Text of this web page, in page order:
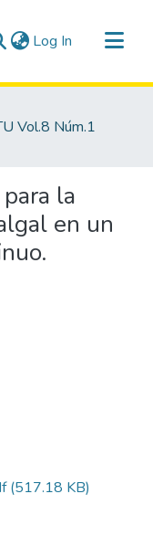
Log In (current)
Vol.8 Núm.1
la
en un
(517.18 KB)